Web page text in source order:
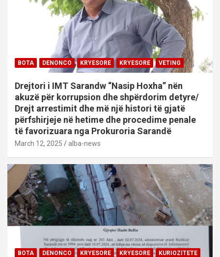
BOTA DENONCO KRYESORE KRYESORE VETING
Drejtori i IMT Sarandw “Nasip Hoxha” nën
akuzë për korrupsion dhe shpërdorim detyre/
Drejt arrestimit dhe më një histori të gjatë
përfshirjeje në hetime dhe procedime penale
të favorizuara nga Prokuroria Sarandë
March 12, 2025 alba-news
BOTA DENONCO KRYESORE KRYESORE
KURIOZITETE